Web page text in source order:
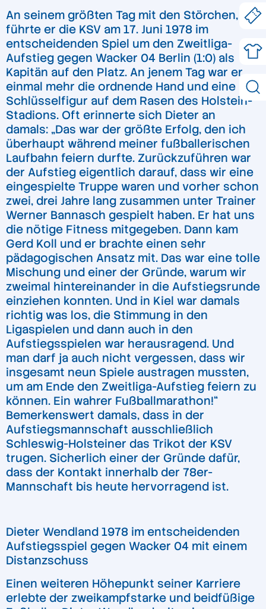
An seinem größten Tag mit den Störchen,
führte er die KSV am 17. Juni 1978 im
entscheidenden Spiel um den Zweitliga-
Aufstieg gegen Wacker 04 Berlin (1:0) als
Kapitän auf den Platz. An jenem Tag war er
einmal mehr die ordnende Hand und eine
Schlüsselfigur auf dem Rasen des Holstein-
Stadions. Oft erinnerte sich Dieter an
damals: „Das war der größte Erfolg, den ich
überhaupt während meiner fußballerischen
Laufbahn feiern durfte. Zurückzuführen war
der Aufstieg eigentlich darauf, dass wir eine
eingespielte Truppe waren und vorher schon
zwei, drei Jahre lang zusammen unter Trainer
Werner Bannasch gespielt haben. Er hat uns
die nötige Fitness mitgegeben. Dann kam
Gerd Koll und er brachte einen sehr
pädagogischen Ansatz mit. Das war eine tolle
Mischung und einer der Gründe, warum wir
zweimal hintereinander in die Aufstiegsrunde
einziehen konnten. Und in Kiel war damals
richtig was los, die Stimmung in den
Ligaspielen und dann auch in den
Aufstiegsspielen war herausragend. Und
man darf ja auch nicht vergessen, dass wir
insgesamt neun Spiele austragen mussten,
um am Ende den Zweitliga-Aufstieg feiern zu
können. Ein wahrer Fußballmarathon!“
Bemerkenswert damals, dass in der
Aufstiegsmannschaft ausschließlich
Schleswig-Holsteiner das Trikot der KSV
trugen. Sicherlich einer der Gründe dafür,
dass der Kontakt innerhalb der 78er-
Mannschaft bis heute hervorragend ist.
Dieter Wendland 1978 im entscheidenden
Aufstiegsspiel gegen Wacker 04 mit einem
Distanzschuss
Einen weiteren Höhepunkt seiner Karriere
erlebte der zweikampfstarke und beidfüßige